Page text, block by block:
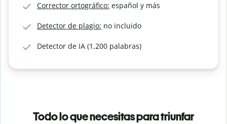
Corrector ortográfico: español y más
Detector de plagio: no incluido
Detector de IA (1,200 palabras)
Todo lo que necesitas para triunfar